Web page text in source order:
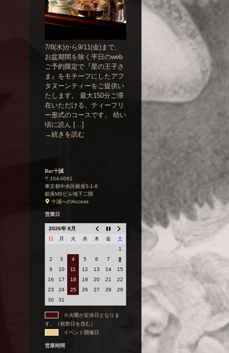
7/8(水)から9/11(金)まで、
お盆期間を除く平日のweb
ご予約限定で『星の王子さ
ま』をモチーフにしたアフ
タヌーンティーをご提供い
たします。 最大150分ご滞
在いただける、ティーフリ
ー形式のコースです。 幼い
頃に読ん […]
→続きを読む
Bar十誡
〒104-0061
東京都中央区銀座5-1-8
銀座MSビル地下二階
十誡へのAccess
営業日
2026年 8月
日
月 火 水 木 金
土
1
2
3 4 5 6 7
8
9
10 11 12 13 14
15
16
17 18 19 20 21
22
23
24 25 26 27 28
29
30
31
※火曜が定休日となりま
す。（祝祭日を含む）
イベント開催日
営業時間